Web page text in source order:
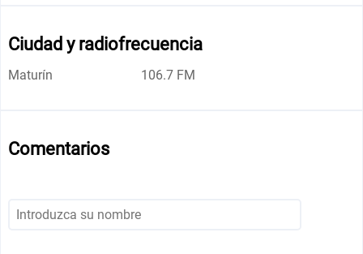
Ciudad y radiofrecuencia
Maturín 106.7 FM
Comentarios